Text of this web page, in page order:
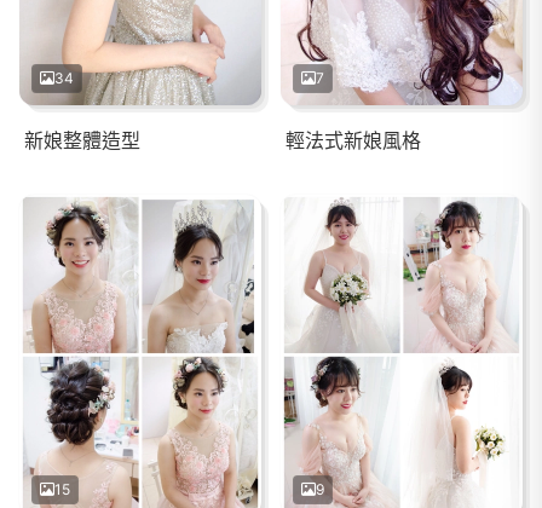
34
新娘整體造型
7
輕法式新娘風格
15 9